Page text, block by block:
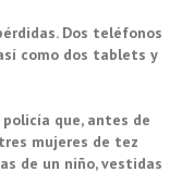
Dos teléfonos
como dos tablets y
que, antes de
mujeres de tez
de un niño, vestidas